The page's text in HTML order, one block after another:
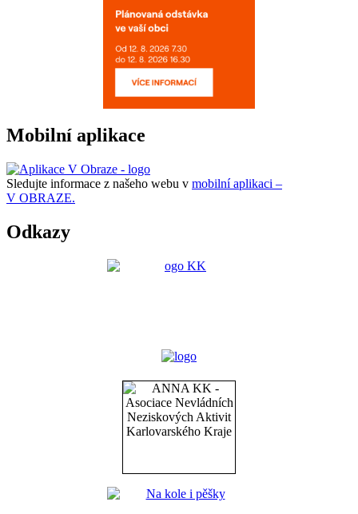
Mobilní aplikace
Sledujte informace z našeho webu v mobilní aplikaci –
V OBRAZE.
Odkazy